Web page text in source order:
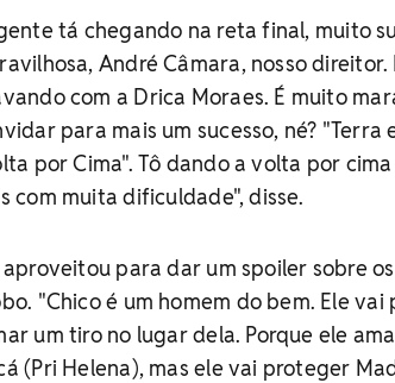
tá chegando na reta final, muito
André Câmara, nosso
com a Drica Moraes. É muito
para mais um sucesso, né? "Terra
por Cima". Tô dando a volta por
com muita dificuldade", disse.
aproveitou para dar um spoiler sobre
"Chico é um homem do bem. Ele
um tiro no lugar dela. Porque ele
(Pri Helena), mas ele vai proteger